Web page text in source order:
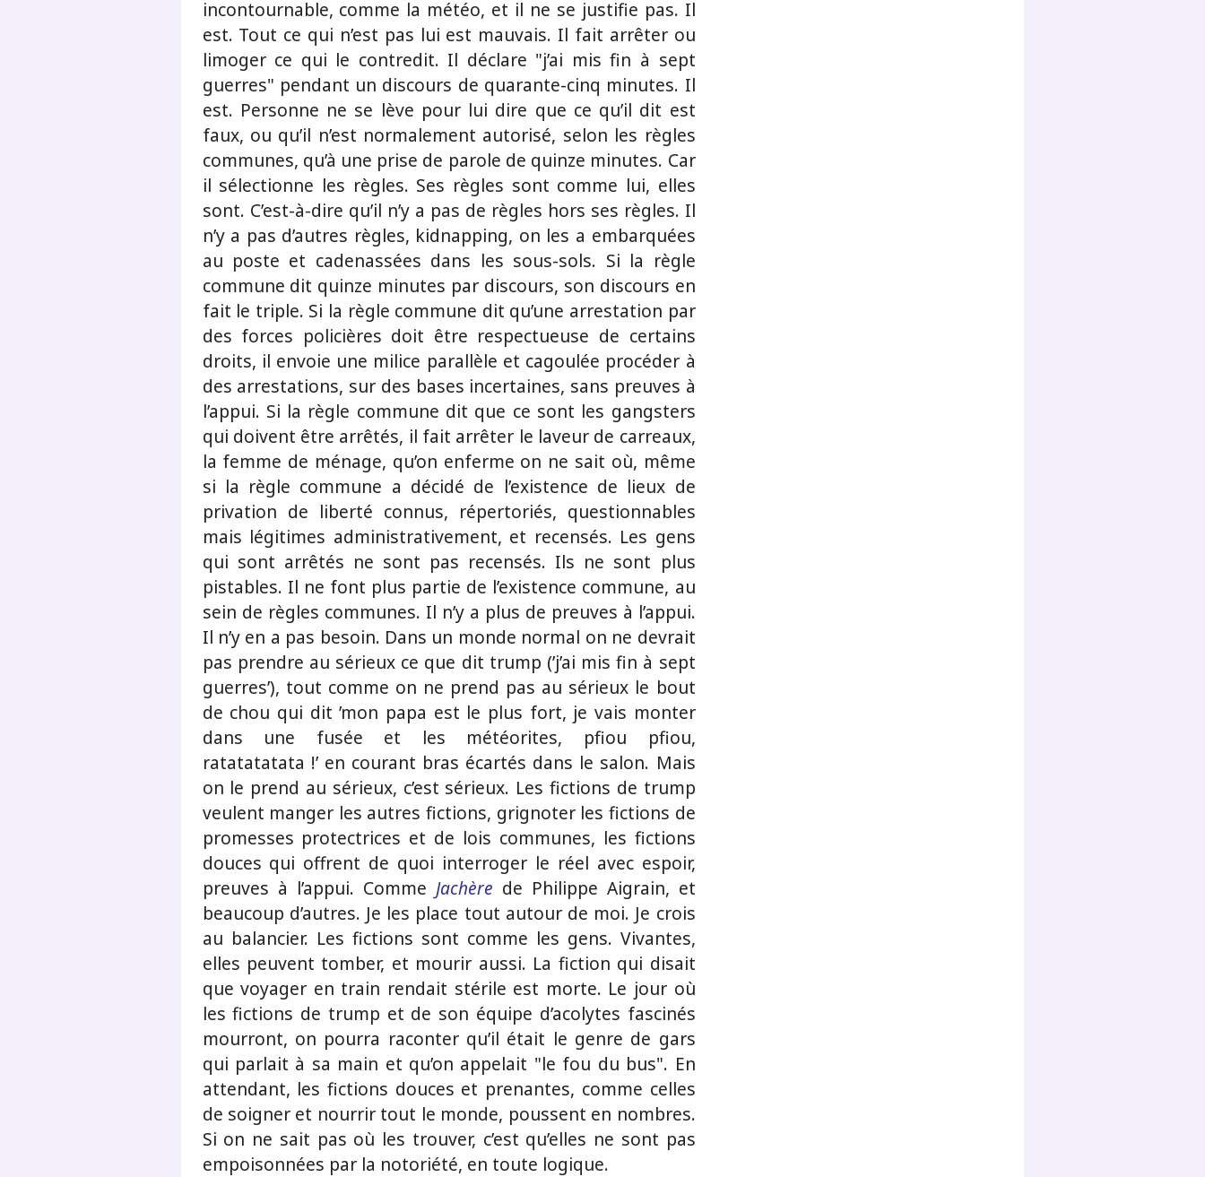
incontournable, comme la météo, et il ne se justifie pas. Il
est. Tout ce qui n’est pas lui est mauvais. Il fait arrêter ou
limoger ce qui le contredit. Il déclare "j’ai mis fin à sept
guerres" pendant un discours de quarante-cinq minutes. Il
est. Personne ne se lève pour lui dire que ce qu’il dit est
faux, ou qu’il n’est normalement autorisé, selon les règles
communes, qu’à une prise de parole de quinze minutes. Car
il sélectionne les règles. Ses règles sont comme lui, elles
sont. C’est-à-dire qu’il n’y a pas de règles hors ses règles. Il
n’y a pas d’autres règles, kidnapping, on les a embarquées
au poste et cadenassées dans les sous-sols. Si la règle
commune dit quinze minutes par discours, son discours en
fait le triple. Si la règle commune dit qu’une arrestation par
des forces policières doit être respectueuse de certains
droits, il envoie une milice parallèle et cagoulée procéder à
des arrestations, sur des bases incertaines, sans preuves à
l’appui. Si la règle commune dit que ce sont les gangsters
qui doivent être arrêtés, il fait arrêter le laveur de carreaux,
la femme de ménage, qu’on enferme on ne sait où, même
si la règle commune a décidé de l’existence de lieux de
privation de liberté connus, répertoriés, questionnables
mais légitimes administrativement, et recensés. Les gens
qui sont arrêtés ne sont pas recensés. Ils ne sont plus
pistables. Il ne font plus partie de l’existence commune, au
sein de règles communes. Il n’y a plus de preuves à l’appui.
Il n’y en a pas besoin. Dans un monde normal on ne devrait
pas prendre au sérieux ce que dit trump (’j’ai mis fin à sept
guerres’), tout comme on ne prend pas au sérieux le bout
de chou qui dit ’mon papa est le plus fort, je vais monter
dans une fusée et les météorites, pfiou pfiou,
ratatatatata !’ en courant bras écartés dans le salon. Mais
on le prend au sérieux, c’est sérieux. Les fictions de trump
veulent manger les autres fictions, grignoter les fictions de
promesses protectrices et de lois communes, les fictions
douces qui offrent de quoi interroger le réel avec espoir,
preuves à l’appui. Comme Jachère de Philippe Aigrain, et
beaucoup d’autres. Je les place tout autour de moi. Je crois
au balancier. Les fictions sont comme les gens. Vivantes,
elles peuvent tomber, et mourir aussi. La fiction qui disait
que voyager en train rendait stérile est morte. Le jour où
les fictions de trump et de son équipe d’acolytes fascinés
mourront, on pourra raconter qu’il était le genre de gars
qui parlait à sa main et qu’on appelait "le fou du bus". En
attendant, les fictions douces et prenantes, comme celles
de soigner et nourrir tout le monde, poussent en nombres.
Si on ne sait pas où les trouver, c’est qu’elles ne sont pas
empoisonnées par la notoriété, en toute logique.